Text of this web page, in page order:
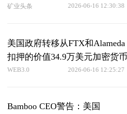
矿业头条 2026-06-16 12:30:38
美国政府转移从FTX和Alameda
扣押的价值34.9万美元加密货币
WEB3.0 2026-06-16 12:25:27
Bamboo CEO警告：美国